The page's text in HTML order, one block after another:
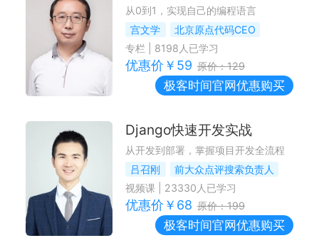
从0到1，实现自己的编程语言
宫文学
北京原点代码CEO
专栏
8198 人已学习
优惠价￥ 59 原价：129
极客时间官网优惠购买
Django快速开发实战
从开发到部署，掌握项目开发全流程
吕召刚
前大众点评搜索负责人
视频课| 23330 人已学习
优惠价￥ 68 原价：199
极客时间官网优惠购买